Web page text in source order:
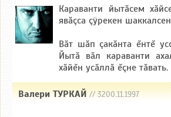
Караванти йытăсем
явăçса çÿрекен
Вăт шăп çакăнта ĕнтĕ
Йытă вăл караванти
хăйĕн усăллă ĕçне тăвать.
Валери ТУРКАЙ// 3200.11.1997